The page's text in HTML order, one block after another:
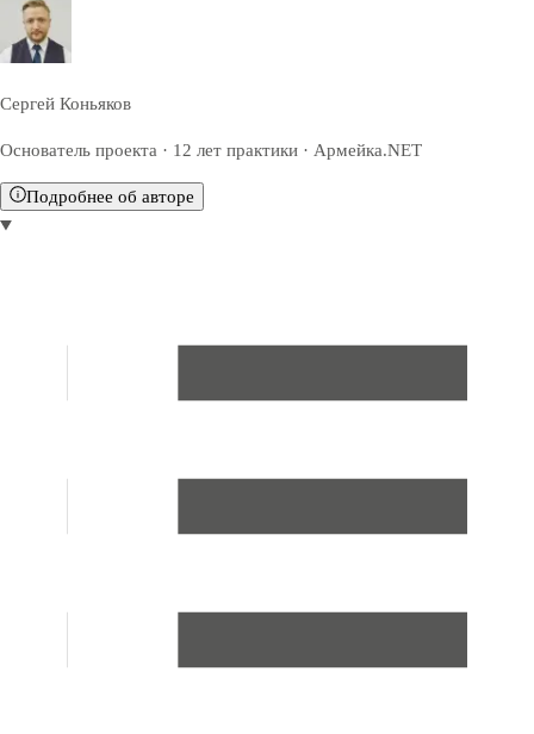
Сергей Коньяков
Основатель проекта · 12 лет практики · Армейка.NET
Подробнее об авторе